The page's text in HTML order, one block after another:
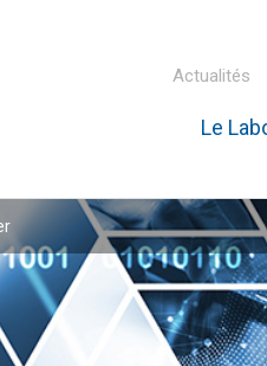
Hubert
Actualités
Le